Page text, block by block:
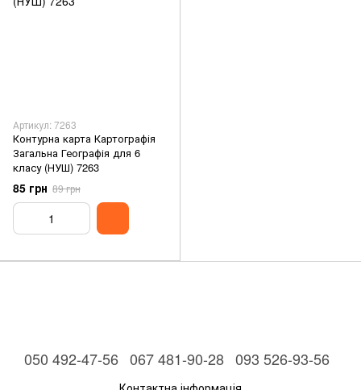
Артикул: 7263
Контурна карта Картографія
Загальна Географія для 6
класу (НУШ) 7263
85 грн 89 грн
050 492-47-56 067 481-90-28 093 526-93-56